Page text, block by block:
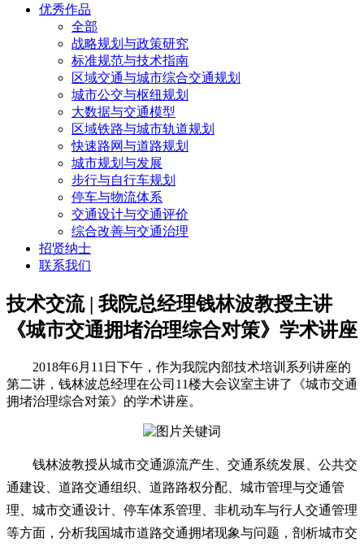
优秀作品
全部
战略规划与政策研究
标准规范与技术指南
区域交通与城市综合交通规划
城市公交与枢纽规划
大数据与交通模型
区域铁路与城市轨道规划
快速路网与道路规划
城市规划与发展
步行与自行车规划
停车与物流体系
交通设计与交通评价
综合改善与交通治理
招贤纳士
联系我们
技术交流 | 我院总经理钱林波教授主讲
《城市交通拥堵治理综合对策》学术讲座
2018年6月11日下午，作为我院内部技术培训系列讲座的
第二讲，钱林波总经理在公司11楼大会议室主讲了《城市交通
拥堵治理综合对策》的学术讲座。
钱林波教授从城市交通源流产生、交通系统发展、公共交
通建设、道路交通组织、道路路权分配、城市管理与交通管
理、城市交通设计、停车体系管理、非机动车与行人交通管理
等方面，分析我国城市道路交通拥堵现象与问题，剖析城市交